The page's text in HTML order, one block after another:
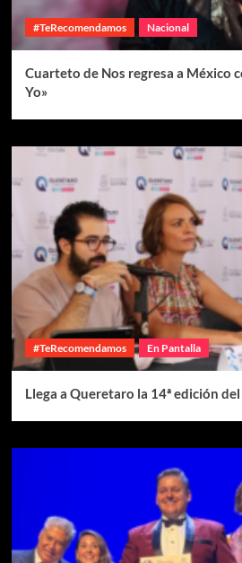
#TeRecomendamos Nacional
Cuarteto de Nos regresa a México
Yo»
#TeRecomendamos En Pantalla
Llega a Queretaro la 14ª edición